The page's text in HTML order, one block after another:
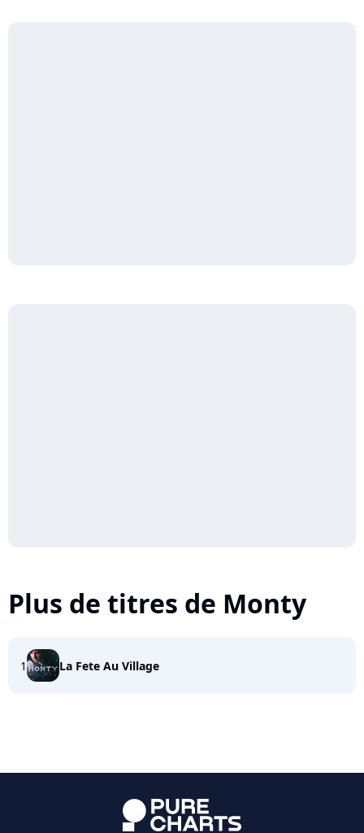
Plus de titres de Monty
1 La Fete Au Village